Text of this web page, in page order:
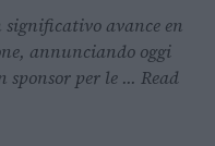
significativo avance en
annunciando oggi
per le ... Read